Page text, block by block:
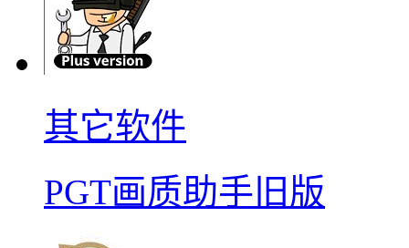
其它软件
PGT画质助手旧版